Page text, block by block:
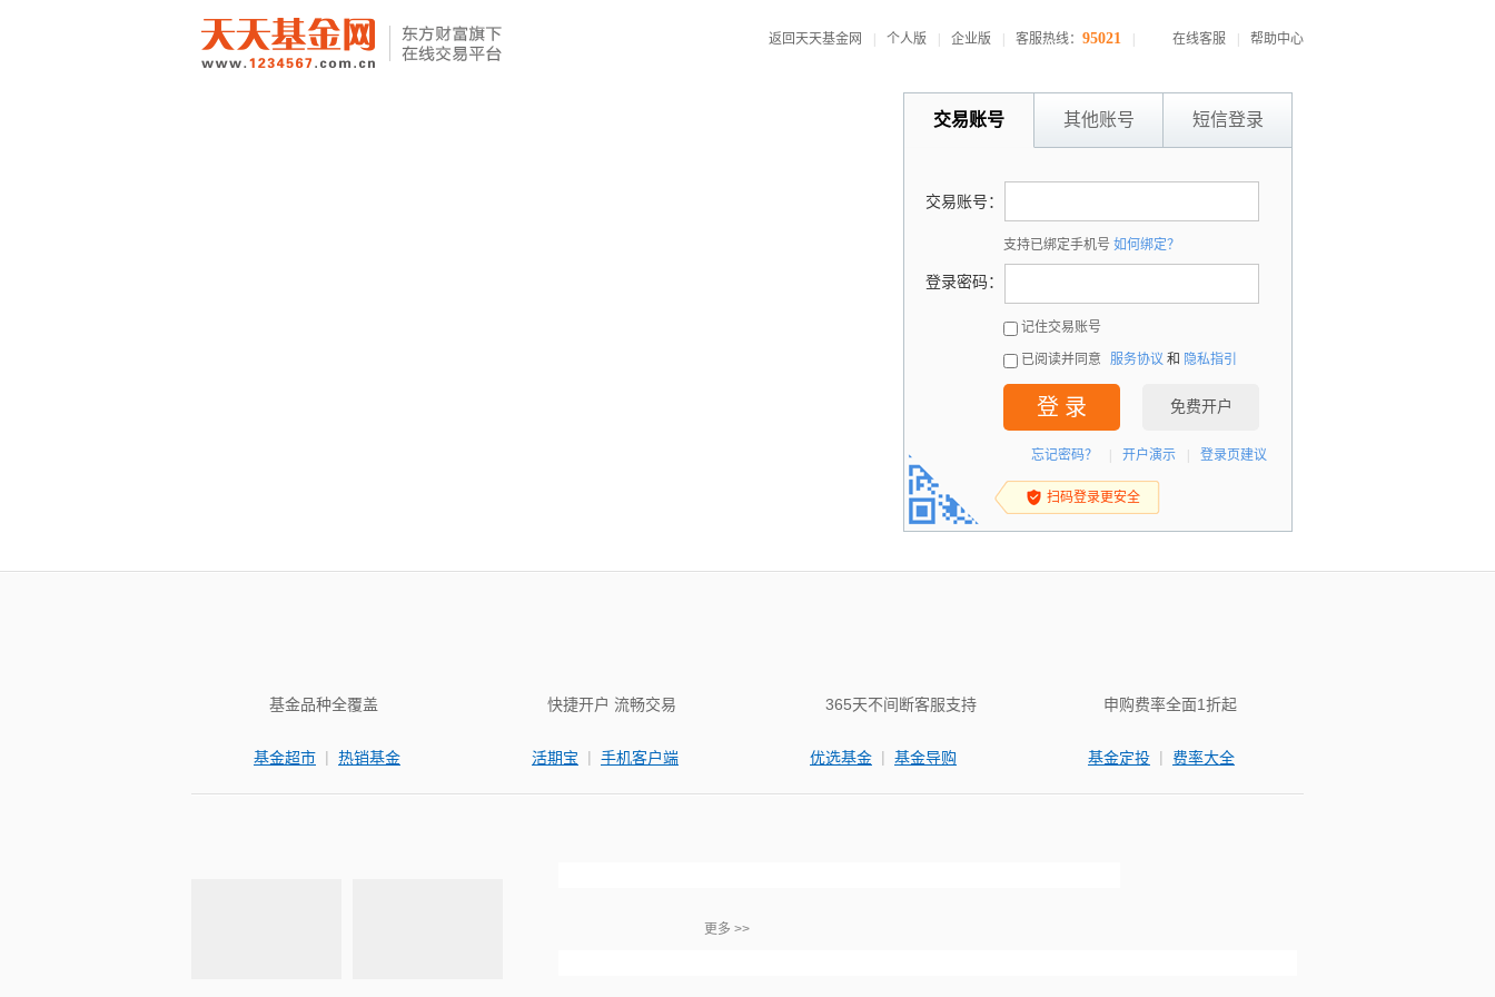
返回天天基金网 个人版 企业版 客服热线： 95021 在线客服 帮助中心
交易账号 其他账号 短信登录
交易账号：
支持已绑定手机号 如何绑定？
登录密码：
记住交易账号
已阅读并同意 服务协议 和 隐私指引
登 录 免费开户
忘记密码？ 开户演示 登录页建议
扫码登录更安全
基金品种全覆盖
基金超市 | 热销基金
快捷开户 流畅交易
活期宝 | 手机客户端
365天不间断客服支持
优选基金 | 基金导购
申购费率全面1折起
基金定投 | 费率大全
更多 >>